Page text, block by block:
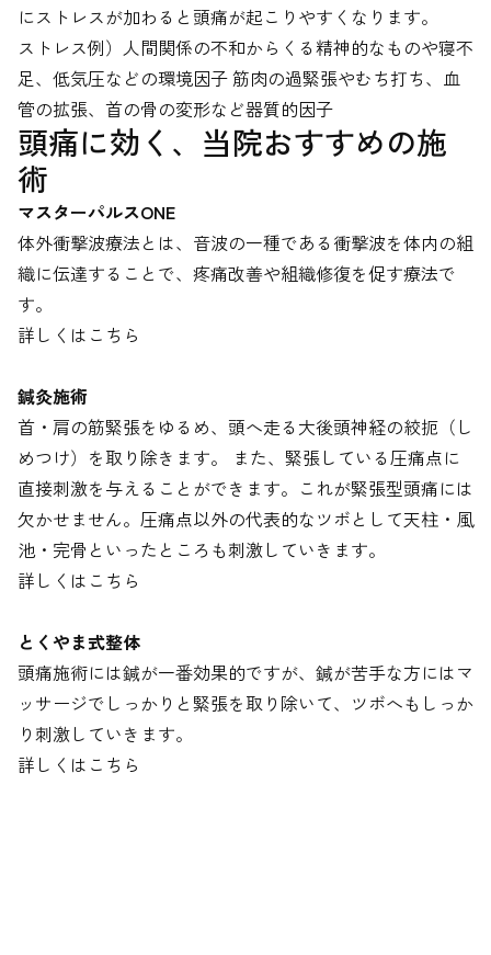
にストレスが加わると頭痛が起こりやすくなります。
ストレス例）人間関係の不和からくる精神的なものや寝不
足、低気圧などの環境因子 筋肉の過緊張やむち打ち、血
管の拡張、首の骨の変形など器質的因子
頭痛に効く、当院おすすめの施
術
マスターパルスONE
体外衝撃波療法とは、音波の一種である衝撃波を体内の組
織に伝達することで、疼痛改善や組織修復を促す療法で
す。
詳しくはこちら
鍼灸施術
首・肩の筋緊張をゆるめ、頭へ走る大後頭神経の絞扼（し
めつけ）を取り除きます。 また、緊張している圧痛点に
直接刺激を与えることができます。これが緊張型頭痛には
欠かせません。圧痛点以外の代表的なツボとして天柱・風
池・完骨といったところも刺激していきます。
詳しくはこちら
とくやま式整体
頭痛施術には鍼が一番効果的ですが、鍼が苦手な方にはマ
ッサージでしっかりと緊張を取り除いて、ツボへもしっか
り刺激していきます。
詳しくはこちら